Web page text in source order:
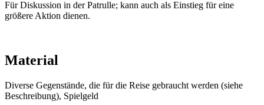
Für Diskussion in der Patrulle; kann auch als Einstieg für eine
größere Aktion dienen.
Material
Diverse Gegenstände, die für die Reise gebraucht werden (siehe
Beschreibung), Spielgeld